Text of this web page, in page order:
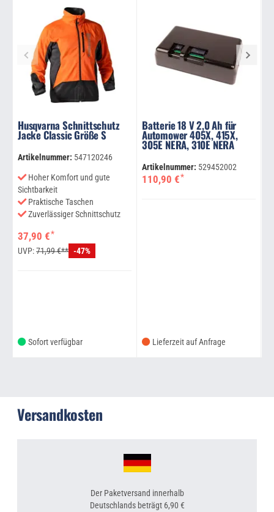
Husqvarna Schnittschutz
Jacke Classic Größe S
Artikelnummer: 547120246
Hoher Komfort und gute
Sichtbarkeit
Praktische Taschen
Zuverlässiger Schnittschutz
37,90 €*
UVP:71,99 €** -47%
Sofort verfügbar
Batterie 18 V 2,0 Ah für
Automower 405X, 415X,
305E NERA, 310E NERA
Artikelnummer: 529452002
110,90 €*
Lieferzeit auf Anfrage
Versandkosten
Der Paketversand innerhalb
Deutschlands beträgt 6,90 €